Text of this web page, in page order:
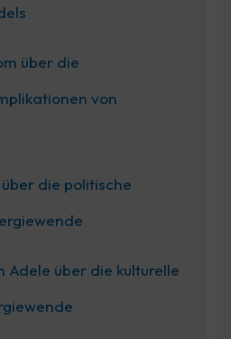
über die
von
die politische
Adele über die kulturelle